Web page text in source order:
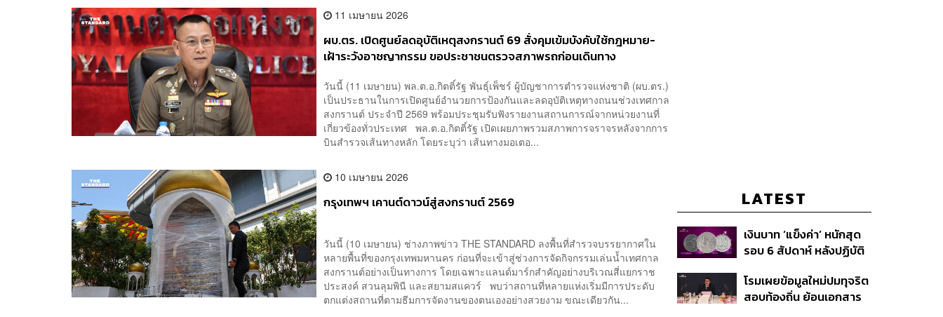
11 เมษายน 2026
ผบ.ตร. เปิดศูนย์ลดอุบัติเหตุสงกรานต์ 69 สั่งคุมเข้มบังคับใช้กฎหมาย-
เฝ้าระวังอาชญากรรม ขอประชาชนตรวจสภาพรถก่อนเดินทาง
วันนี้ (11 เมษายน) พล.ต.อ.กิตติ์รัฐ พันธุ์เพ็ชร์ ผู้บัญชาการตำรวจแห่งชาติ (ผบ.ตร.)
เป็นประธานในการเปิดศูนย์อำนวยการป้องกันและลดอุบัติเหตุทางถนนช่วงเทศกาล
สงกรานต์ ประจำปี 2569 พร้อมประชุมรับฟังรายงานสถานการณ์จากหน่วยงานที่
เกี่ยวข้องทั่วประเทศ พล.ต.อ.กิตติ์รัฐ เปิดเผยภาพรวมสภาพการจราจรหลังจากการ
บินสำรวจเส้นทางหลัก โดยระบุว่า เส้นทางมอเตอ...
10 เมษายน 2026
กรุงเทพฯ เคานต์ดาวน์สู่สงกรานต์ 2569
วันนี้ (10 เมษายน) ช่างภาพข่าว THE STANDARD ลงพื้นที่สำรวจบรรยากาศใน
หลายพื้นที่ของกรุงเทพมหานคร ก่อนที่จะเข้าสู่ช่วงการจัดกิจกรรมเล่นน้ำเทศกาล
สงกรานต์อย่างเป็นทางการ โดยเฉพาะแลนด์มาร์กสำคัญอย่างบริเวณสี่แยกราช
ประสงค์ สวนลุมพินี และสยามสแควร์ พบว่าสถานที่หลายแห่งเริ่มมีการประดับ
ตกแต่งสถานที่ตามธีมการจัดงานของตนเองอย่างสวยงาม ขณะเดียวกัน...
LATEST
เงินบาท ‘แข็งค่า’ หนักสุด
รอบ 6 สัปดาห์ หลังปฏิบัติ
สหรัฐฯ-ญี่ปุ่น Standard
Chartered เปิดเป้าสิ้นปีนี้
โรมเผยข้อมูลใหม่ปมทุจริต
สอบท้องถิ่น ย้อนเอกสาร